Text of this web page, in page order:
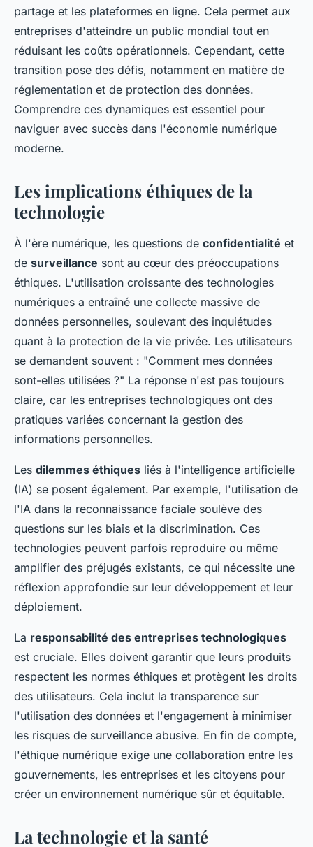
partage et les plateformes en ligne. Cela permet aux
entreprises d'atteindre un public mondial tout en
réduisant les coûts opérationnels. Cependant, cette
transition pose des défis, notamment en matière de
réglementation et de protection des données.
Comprendre ces dynamiques est essentiel pour
naviguer avec succès dans l'économie numérique
moderne.
Les implications éthiques de la
technologie
À l'ère numérique, les questions de confidentialité et
de surveillance sont au cœur des préoccupations
éthiques. L'utilisation croissante des technologies
numériques a entraîné une collecte massive de
données personnelles, soulevant des inquiétudes
quant à la protection de la vie privée. Les utilisateurs
se demandent souvent : "Comment mes données
sont-elles utilisées ?" La réponse n'est pas toujours
claire, car les entreprises technologiques ont des
pratiques variées concernant la gestion des
informations personnelles.
Les dilemmes éthiques liés à l'intelligence artificielle
(IA) se posent également. Par exemple, l'utilisation de
l'IA dans la reconnaissance faciale soulève des
questions sur les biais et la discrimination. Ces
technologies peuvent parfois reproduire ou même
amplifier des préjugés existants, ce qui nécessite une
réflexion approfondie sur leur développement et leur
déploiement.
La responsabilité des entreprises technologiques
est cruciale. Elles doivent garantir que leurs produits
respectent les normes éthiques et protègent les droits
des utilisateurs. Cela inclut la transparence sur
l'utilisation des données et l'engagement à minimiser
les risques de surveillance abusive. En fin de compte,
l'éthique numérique exige une collaboration entre les
gouvernements, les entreprises et les citoyens pour
créer un environnement numérique sûr et équitable.
La technologie et la santé